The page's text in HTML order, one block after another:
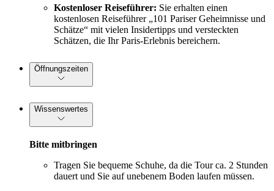
Kostenloser Reiseführer: Sie erhalten einen
kostenlosen Reiseführer „101 Pariser Geheimnisse und
Schätze“ mit vielen Insidertipps und versteckten
Schätzen, die Ihr Paris-Erlebnis bereichern.
Öffnungszeiten
Wissenswertes
Bitte mitbringen
Tragen Sie bequeme Schuhe, da die Tour ca. 2 Stunden
dauert und Sie auf unebenem Boden laufen müssen.